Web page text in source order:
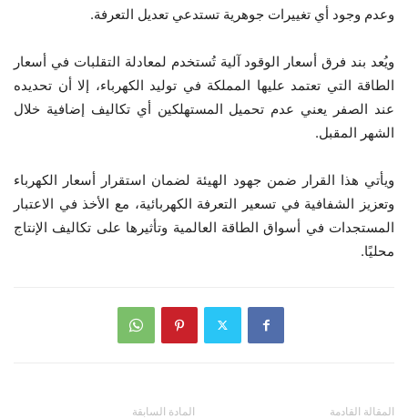
وعدم وجود أي تغييرات جوهرية تستدعي تعديل التعرفة.
ويُعد بند فرق أسعار الوقود آلية تُستخدم لمعادلة التقلبات في أسعار
الطاقة التي تعتمد عليها المملكة في توليد الكهرباء، إلا أن تحديده
عند الصفر يعني عدم تحميل المستهلكين أي تكاليف إضافية خلال
الشهر المقبل.
ويأتي هذا القرار ضمن جهود الهيئة لضمان استقرار أسعار الكهرباء
وتعزيز الشفافية في تسعير التعرفة الكهربائية، مع الأخذ في الاعتبار
المستجدات في أسواق الطاقة العالمية وتأثيرها على تكاليف الإنتاج
محليًا.
المادة السابقة المقالة القادمة